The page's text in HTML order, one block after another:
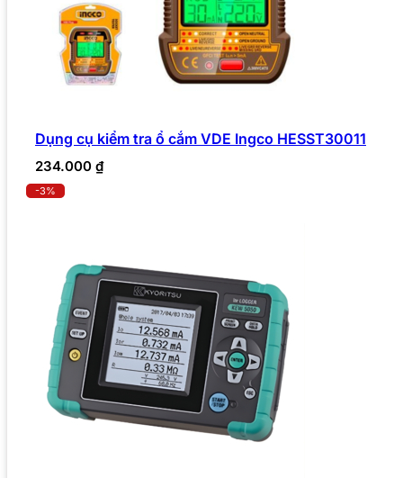
Dụng cụ kiểm tra ổ cắm VDE Ingco HESST30011
234.000 ₫
-3%